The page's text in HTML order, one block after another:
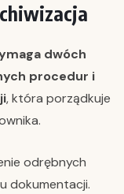
dwóch
procedur i
, która porządkuje
odrębnych
dokumentacji.